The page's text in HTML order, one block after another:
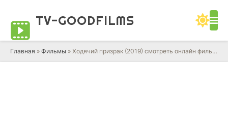
TV-GOODFILMS
Главная » Фильмы » Ходячий призрак (2019) смотреть онлайн фильм в HD качестве 720 - 1080 бесплатно